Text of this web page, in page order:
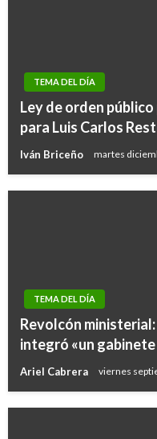
TEMA DEL DÍA
Ley de orden
para Luis Carlos
Iván Briceño martes
TEMA DEL DÍA
Revolcón
integró «un
Ariel Cabrera viernes